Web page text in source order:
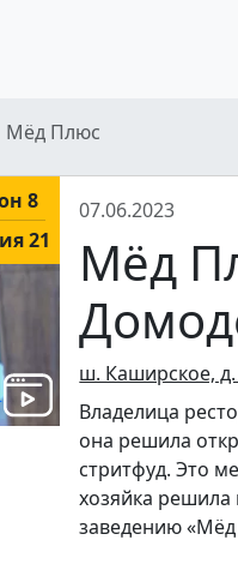
Мёд Плюс
8
21
07.06.2023
Мёд
ш. Каширское,
Владелица
она решила
стритфуд. Это
хозяйка
заведению